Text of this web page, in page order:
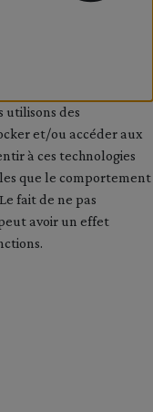
utilisons des
et/ou accéder aux
à ces technologies
que le comportement
fait de ne pas
avoir un effet